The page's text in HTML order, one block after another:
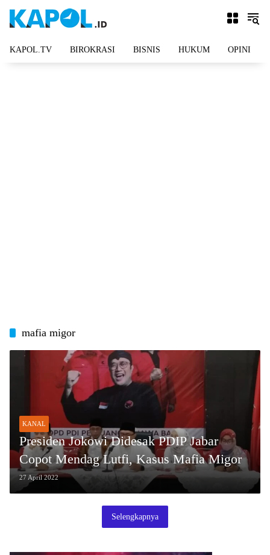
KAPOL.TV BIROKRASI BISNIS HUKUM OPINI
mafia migor
KANAL
Presiden Jokowi Didesak PDIP Jabar
Copot Mendag Lutfi, Kasus Mafia Migor
27 April 2022
Selengkapnya